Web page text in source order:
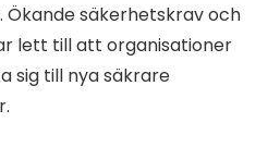
säkerhetskrav och
lett till att organisationer
sig till nya säkrare